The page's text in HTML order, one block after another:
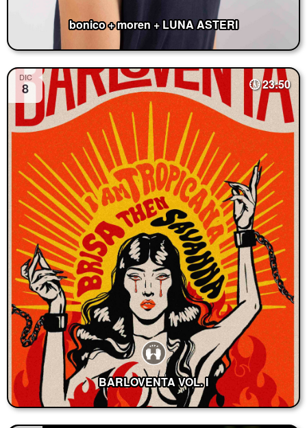
bonico + moren + LUNA ASTERI
DIC
8 23:50
BARLOVENTA VOL. I